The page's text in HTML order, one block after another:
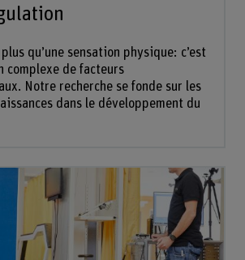
qu’une sensation physique: c’est
complexe de facteurs
Notre recherche se fonde sur les
dans le développement du